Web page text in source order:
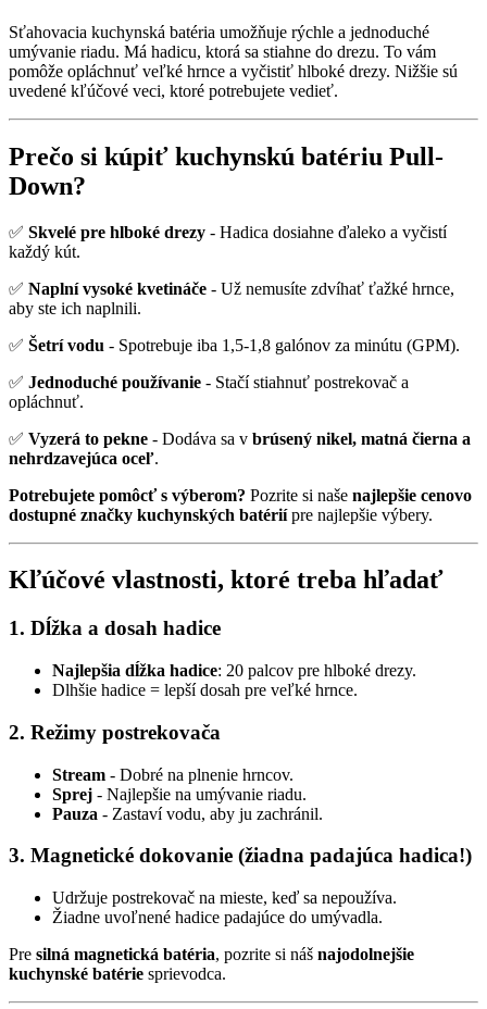
Sťahovacia kuchynská batéria umožňuje rýchle a jednoduché
umývanie riadu. Má hadicu, ktorá sa stiahne do drezu. To vám
pomôže opláchnuť veľké hrnce a vyčistiť hlboké drezy. Nižšie sú
uvedené kľúčové veci, ktoré potrebujete vedieť.
Prečo si kúpiť kuchynskú batériu Pull-
Down?
✅ Skvelé pre hlboké drezy - Hadica dosiahne ďaleko a vyčistí
každý kút.
✅ Naplní vysoké kvetináče - Už nemusíte zdvíhať ťažké hrnce,
aby ste ich naplnili.
✅ Šetrí vodu - Spotrebuje iba 1,5-1,8 galónov za minútu (GPM).
✅ Jednoduché používanie - Stačí stiahnuť postrekovač a
opláchnuť.
✅ Vyzerá to pekne - Dodáva sa v brúsený nikel, matná čierna a
nehrdzavejúca oceľ.
Potrebujete pomôcť s výberom? Pozrite si naše najlepšie cenovo
dostupné značky kuchynských batériípre najlepšie výbery.
Kľúčové vlastnosti, ktoré treba hľadať
1. Dĺžka a dosah hadice
Najlepšia dĺžka hadice: 20 palcov pre hlboké drezy.
Dlhšie hadice = lepší dosah pre veľké hrnce.
2. Režimy postrekovača
Stream - Dobré na plnenie hrncov.
Sprej - Najlepšie na umývanie riadu.
Pauza - Zastaví vodu, aby ju zachránil.
3. Magnetické dokovanie (žiadna padajúca hadica!)
Udržuje postrekovač na mieste, keď sa nepoužíva.
Žiadne uvoľnené hadice padajúce do umývadla.
Pre silná magnetická batéria, pozrite si náš najodolnejšie
kuchynské batérie sprievodca.